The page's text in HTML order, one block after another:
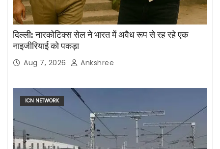
दिल्ली: नारकोटिक्स सेल ने भारत में अवैध रूप से रह रहे एक
नाइजीरियाई को पकड़ा
Aug 7, 2026 Ankshree
ICN NETWORK